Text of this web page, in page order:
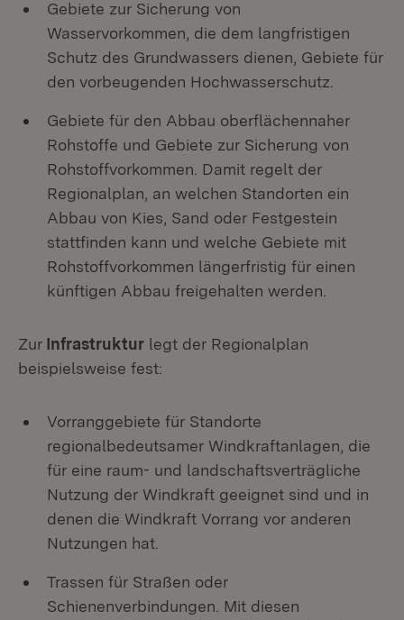
Gebiete zur Sicherung von
Wasservorkommen, die dem langfristigen
Schutz des Grundwassers dienen, Gebiete für
den vorbeugenden Hochwasserschutz.
Gebiete für den Abbau oberflächennaher
Rohstoffe und Gebiete zur Sicherung von
Rohstoffvorkommen. Damit regelt der
Regionalplan, an welchen Standorten ein
Abbau von Kies, Sand oder Festgestein
stattfinden kann und welche Gebiete mit
Rohstoffvorkommen längerfristig für einen
künftigen Abbau freigehalten werden.
Zur Infrastruktur legt der Regionalplan
beispielsweise fest:
Vorranggebiete für Standorte
regionalbedeutsamer Windkraftanlagen, die
für eine raum- und landschaftsverträgliche
Nutzung der Windkraft geeignet sind und in
denen die Windkraft Vorrang vor anderen
Nutzungen hat.
Trassen für Straßen oder
Schienenverbindungen. Mit diesen